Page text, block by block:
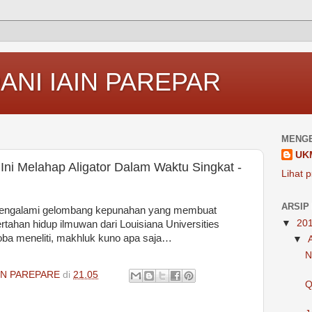
IAIN PAREPAR
Melahap Aligator Dalam Waktu Singkat -
gelombang kepunahan yang membuat
hidup ilmuwan dari Louisiana Universities
meneliti, makhluk kuno apa saja…
PAREPARE di 21.05
Lihat
ARSIP
▼
▼